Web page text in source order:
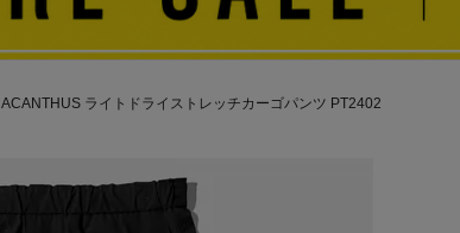
ACANTHUS ライトドライストレッチカーゴパンツ PT2402